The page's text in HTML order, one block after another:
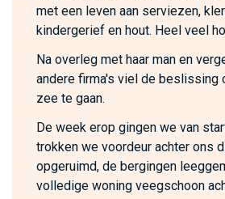
met een leven aan serviezen,
kindergerief en hout. Heel veel
Na overleg met haar man en
andere firma's viel de beslissing
zee te gaan.
De week erop gingen we van
trokken we voordeur achter ons
opgeruimd, de bergingen
volledige woning veegschoon